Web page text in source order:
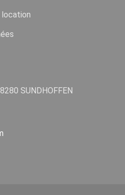
location
SUNDHOFFEN